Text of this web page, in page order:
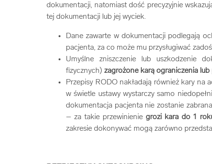
dokumentacji, natomiast dość precyzyjnie
tej dokumentacji lub jej wyciek.
Dane zawarte w dokumentacji podlegają
pacjenta, za co może mu przysługiwać
Umyślne zniszczenie lub uszkodzenie
fizycznych) zagrożone karą ograniczenia
Przepisy RODO nakładają również kary na
w świetle ustawy wystarczy samo
dokumentacja pacjenta nie zostanie
– za takie przewinieniegrozi kara do 1
zakresie dokonywać mogą zarówno